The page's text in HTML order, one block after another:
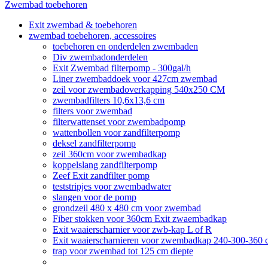
Zwembad toebehoren
Exit zwembad & toebehoren
zwembad toebehoren, accessoires
toebehoren en onderdelen zwembaden
Div zwembadonderdelen
Exit Zwembad filterpomp - 300gal/h
Liner zwembaddoek voor 427cm zwembad
zeil voor zwembadoverkapping 540x250 CM
zwembadfilters 10,6x13,6 cm
filters voor zwembad
filterwattenset voor zwembadpomp
wattenbollen voor zandfilterpomp
deksel zandfilterpomp
zeil 360cm voor zwembadkap
koppelslang zandfilterpomp
Zeef Exit zandfilter pomp
teststripjes voor zwembadwater
slangen voor de pomp
grondzeil 480 x 480 cm voor zwembad
Fiber stokken voor 360cm Exit zwaembadkap
Exit waaierscharnier voor zwb-kap L of R
Exit waaierscharnieren voor zwembadkap 240-300-360
trap voor zwembad tot 125 cm diepte